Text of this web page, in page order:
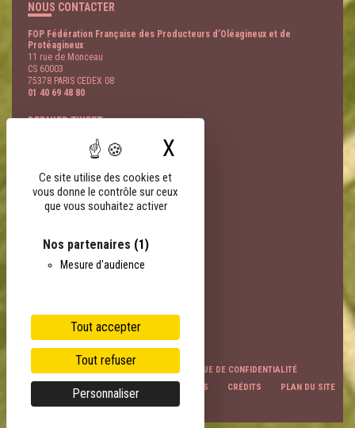
Ce site utilise des cookies et
vous donne le contrôle sur ceux
que vous souhaitez activer
Nos partenaires (1)
Mesure d'audience
Tout accepter
Tout refuser
Personnaliser
X Masquer le
NOUS CONTACTER
FOP Fédération Française des Producteurs d’Oléagineux et de
Protéagineux
11 rue de Monceau
CS 60003
75378 PARIS CEDEX 08
01 40 69 48 80
DERNIER TWEET
LIENS PARTENAIRES
FNSEA
AGPB
EOA
Terres Univia
Terres Inovia
POLITIQUE DE CONFIDENTIALITÉ
POLITIQUE DE COOKIES
MENTIONS LÉGALES CRÉDITS PLAN DU SITE